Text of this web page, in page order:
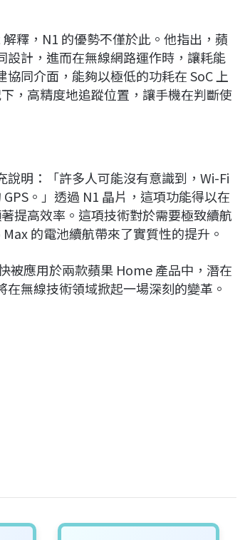
釋，N1 的優勢不僅於此。他指出，蘋
設計，進而在無線網路運作時，讓耗能
同介面，能夠以極低的功耗在 SoC 上
，高精度地追蹤位置，讓手機在判斷使
明：「許多人可能沒有意識到，Wi-Fi
。」透過 N1 晶片，這項功能得以在
提高效率。這項技術對於需要極致續航
的電池續航帶來了實質性的提升。
被應用於兩款蘋果 Home 產品中，潛在
無線技術領域掀起一場深刻的變革。